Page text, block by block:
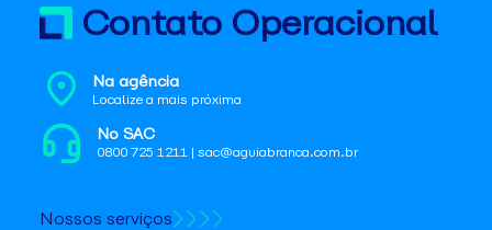
Contato Operacional
Na agência
Localize a mais próxima
No SAC
0800 725 1211 | sac@aguiabranca.com.br
Nossos serviços